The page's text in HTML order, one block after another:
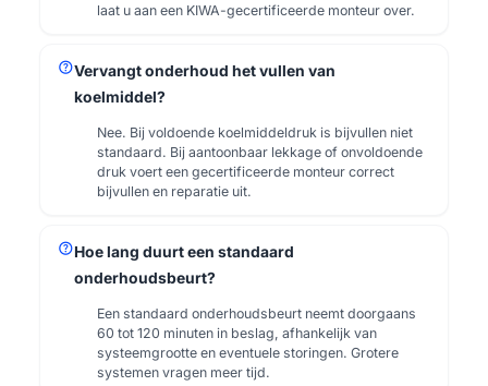
laat u aan een KIWA-gecertificeerde monteur over.
helpVervangt onderhoud het vullen van
koelmiddel?
Nee. Bij voldoende koelmiddeldruk is bijvullen niet
standaard. Bij aantoonbaar lekkage of onvoldoende
druk voert een gecertificeerde monteur correct
bijvullen en reparatie uit.
helpHoe lang duurt een standaard
onderhoudsbeurt?
Een standaard onderhoudsbeurt neemt doorgaans
60 tot 120 minuten in beslag, afhankelijk van
systeemgrootte en eventuele storingen. Grotere
systemen vragen meer tijd.